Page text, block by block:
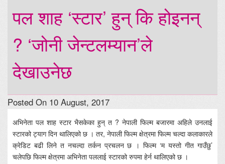
पल शाह ‘स्टार’ हुन् कि होइनन्
? ‘जोनी जेन्टलम्यान’ले
देखाउनेछ
Posted On 10 August, 2017
अभिनेता पल शाह स्टार भैसकेका हुन् त ? नेपाली फिल्म बजारमा अहिले उनलाई
स्टारको ट्याग दिन थालिएको छ । तर, नेपाली फिल्म क्षेत्रमा फिल्म चल्दा कलाकारले
क्रेडिट बढी लिने त नचल्दा तर्कन प्रचलन छ । फिल्म ‘म यस्तो गीत गाउँछु’
चलेपछि फिल्म क्षेत्रमा अभिनेता पललाई स्टारको रुपमा हेर्न थालिएको छ ।